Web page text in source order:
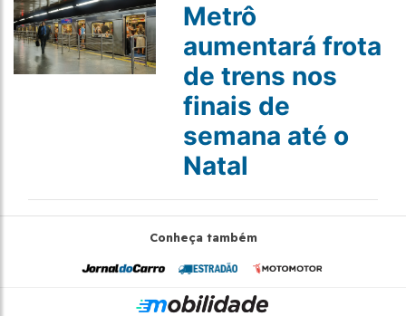
Metrô
aumentará frota
de trens nos
finais de
semana até o
Natal
Conheça também